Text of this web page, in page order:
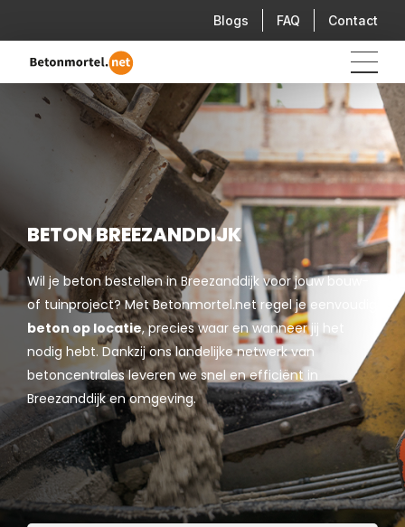
Blogs FAQ Contact
BETON BREEZANDDIJK
Wil je beton bestellen in Breezanddijk voor jouw bouw-
of tuinproject? Met Betonmortel.net regel je eenvoudig
beton op locatie, precies waar en wanneer jij het
nodig hebt. Dankzij ons landelijke netwerk van
betoncentrales leveren we snel en efficiënt in
Breezanddijk en omgeving.